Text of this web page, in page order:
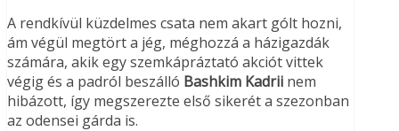
A rendkívül küzdelmes csata nem akart gólt hozni,
ám végül megtört a jég, méghozzá a házigazdák
számára, akik egy szemkápráztató akciót vittek
végig és a padról beszálló Bashkim Kadrii nem
hibázott, így megszerezte első sikerét a szezonban
az odensei gárda is.